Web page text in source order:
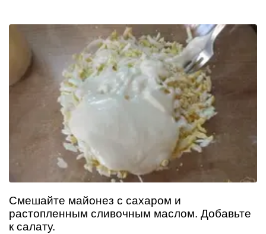
Смешайте майонез с сахаром и
растопленным сливочным маслом. Добавьте
к салату.